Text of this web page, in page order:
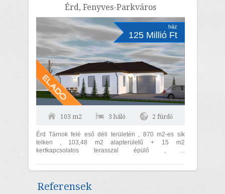
Érd, Fenyves-Parkváros
ház
125 Millió Ft
103 m2 3 háló 2 fürdő
Érd Tárnok felé eső déli területén , 870 m2-es sík
telken , 103,48 m2 alapterületű + 15 m2
kertkapcsolatos terasszal épülő , 3
Referensek